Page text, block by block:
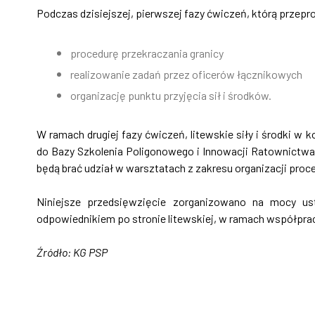
Podczas dzisiejszej, pierwszej fazy ćwiczeń, którą
procedurę przekraczania granicy
realizowanie zadań przez oficerów łącznikowych
organizację punktu przyjęcia sił i środków.
W ramach drugiej fazy ćwiczeń, litewskie siły i środki w
do Bazy Szkolenia Poligonowego i Innowacji
będą brać udział w warsztatach z zakresu organizacji
Niniejsze przedsięwzięcie zorganizowano na mocy
odpowiednikiem po stronie litewskiej, w ramach
Źródło: KG PSP